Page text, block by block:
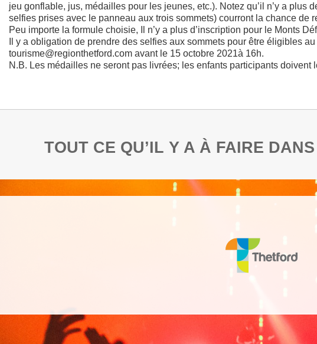
jeu gonflable, jus, médailles pour les jeunes, etc.). Notez qu’il n’y a
selfies prises avec le panneau aux trois sommets) courront la chance de
Peu importe la formule choisie, Il n’y a plus d’inscription pour le Monts
Il y a obligation de prendre des selfies aux sommets pour être éligibles
tourisme@regionthetford.com avant le 15 octobre 2021à 16h.
​N.B. Les médailles ne seront pas livrées; les enfants participants
TOUT CE QU’IL Y A À FAIRE